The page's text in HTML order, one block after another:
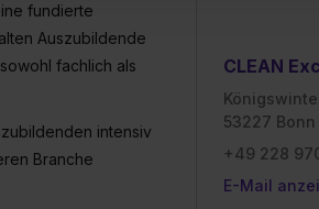
in die USA (Art. 49 Abs. 1 S. 1 lit. a)
– Schrems II). Du kannst die von dir
unsere Datenschutzerklärung unter
zu den einzelnen Cookies findest
Impressum
CLEAN
53227 Bonn
+49 228
E-Mail
fundierte
Auszubildende
fachlich als
intensiv
Branche